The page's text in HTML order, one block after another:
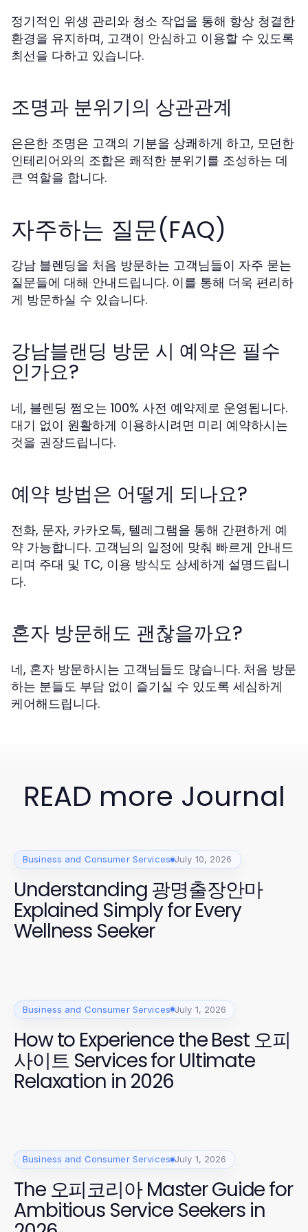
정기적인 위생 관리와 청소 작업을 통해 항상 청결한
환경을 유지하며, 고객이 안심하고 이용할 수 있도록
최선을 다하고 있습니다.
조명과 분위기의 상관관계
은은한 조명은 고객의 기분을 상쾌하게 하고, 모던한
인테리어와의 조합은 쾌적한 분위기를 조성하는 데
큰 역할을 합니다.
자주하는 질문(FAQ)
강남 블렌딩을 처음 방문하는 고객님들이 자주 묻는
질문들에 대해 안내드립니다. 이를 통해 더욱 편리하
게 방문하실 수 있습니다.
강남블랜딩 방문 시 예약은 필수
인가요?
네, 블렌딩 쩜오는 100% 사전 예약제로 운영됩니다.
대기 없이 원활하게 이용하시려면 미리 예약하시는
것을 권장드립니다.
예약 방법은 어떻게 되나요?
전화, 문자, 카카오톡, 텔레그램을 통해 간편하게 예
약 가능합니다. 고객님의 일정에 맞춰 빠르게 안내드
리며 주대 및 TC, 이용 방식도 상세하게 설명드립니
다.
혼자 방문해도 괜찮을까요?
네, 혼자 방문하시는 고객님들도 많습니다. 처음 방문
하는 분들도 부담 없이 즐기실 수 있도록 세심하게
케어해드립니다.
READ more Journal
Business and Consumer Services July 10, 2026
Understanding 광명출장안마
Explained Simply for Every
Wellness Seeker
Business and Consumer Services July 1, 2026
How to Experience the Best 오피
사이트 Services for Ultimate
Relaxation in 2026
Business and Consumer Services July 1, 2026
The 오피코리아 Master Guide for
Ambitious Service Seekers in